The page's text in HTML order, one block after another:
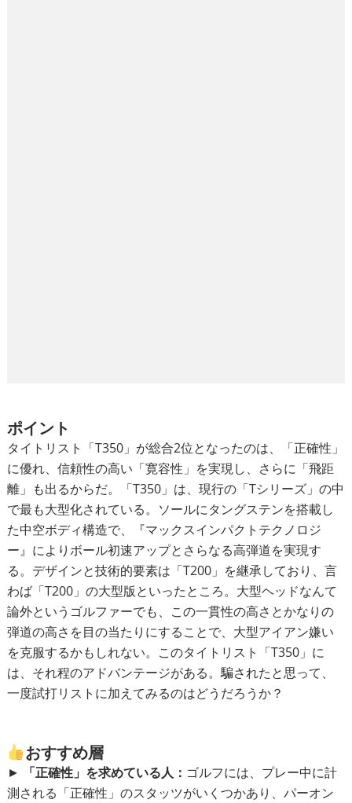
ポイント
タイトリスト「T350」が総合2位となったのは、「正確性」
に優れ、信頼性の高い「寛容性」を実現し、さらに「飛距
離」も出るからだ。「T350」は、現行の「Tシリーズ」の中
で最も大型化されている。ソールにタングステンを搭載し
た中空ボディ構造で、『マックスインパクトテクノロジ
ー』によりボール初速アップとさらなる高弾道を実現す
る。デザインと技術的要素は「T200」を継承しており、言
わば「T200」の大型版といったところ。大型ヘッドなんて
論外というゴルファーでも、この一貫性の高さとかなりの
弾道の高さを目の当たりにすることで、大型アイアン嫌い
を克服するかもしれない。このタイトリスト「T350」に
は、それ程のアドバンテージがある。騙されたと思って、
一度試打リストに加えてみるのはどうだろうか？
おすすめ層
► 「正確性」を求めている人： ゴルフには、プレー中に計
測される「正確性」のスタッツがいくつかあり、パーオン